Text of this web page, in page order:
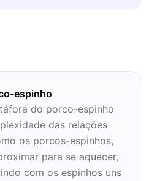
espinho
do porco-espinho
das relações
os porcos-espinhos,
para se aquecer,
com os espinhos uns